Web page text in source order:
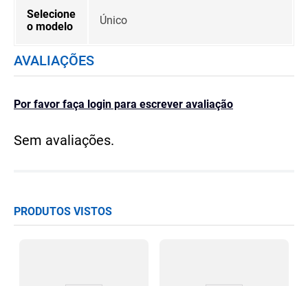
Selecione
o modelo
Único
AVALIAÇÕES
Por favor faça login para escrever avaliação
Sem avaliações.
PRODUTOS VISTOS